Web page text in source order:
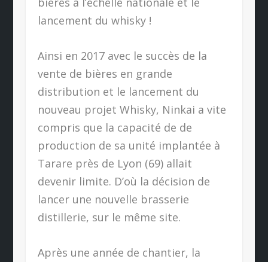
lancement du whisky !
Ainsi en 2017 avec le succès de la
vente de bières en grande
distribution et le lancement du
nouveau projet Whisky, Ninkai a vite
compris que la capacité de de
production de sa unité implantée à
Tarare près de Lyon (69) allait
devenir limite. D’où la décision de
lancer une nouvelle brasserie
distillerie, sur le même site.
Après une année de chantier, la